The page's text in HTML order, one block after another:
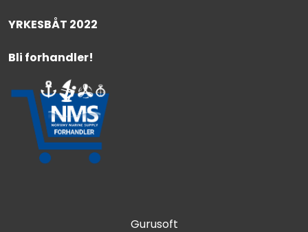
YRKESBÅT 2022
Bli forhandler!
Gurusoft